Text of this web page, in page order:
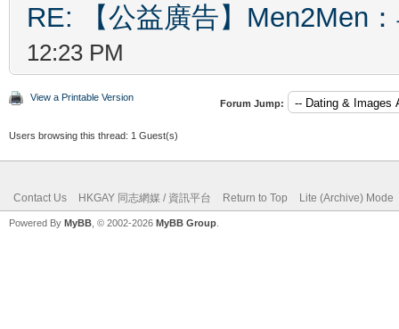
RE: 【公益廣告】Men2Men
12:23 PM
View a Printable Version
Forum Jump:
Users browsing this thread: 1 Guest(s)
Contact Us HKGAY 同志網媒 / 資訊平台 Return to Top Lite (Archive) Mode
Powered By MyBB , © 2002-2026 MyBB Group